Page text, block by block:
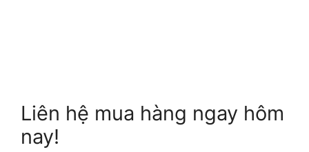
Liên hệ mua hàng ngay hôm
nay!